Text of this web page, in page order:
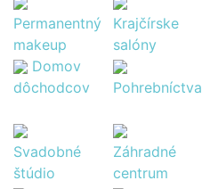
Permanentný
makeup
Krajčírske
salóny
Domov
dôchodcov
Pohrebníctva
Svadobné
štúdio
Záhradné
centrum